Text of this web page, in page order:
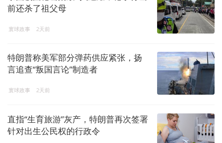
前还杀了祖父母
寰球政事 2天前
特朗普称美军部分弹药供应紧张，扬
言追查“叛国言论”制造者
寰球政事 2天前
直指“生育旅游”灰产，特朗普再次签署
针对出生公民权的行政令